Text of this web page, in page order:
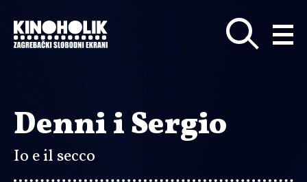
glavni
sadržaj
Denni i Sergio
Io e il secco